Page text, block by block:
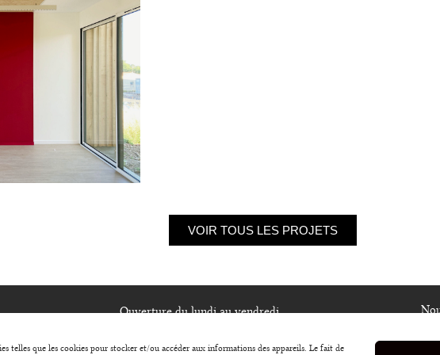
telles que les cookies pour stocker et/ou accéder aux informations des appareils. Le fait de
VOIR TOUS LES PROJETS
Ouverture du lundi au vendredi